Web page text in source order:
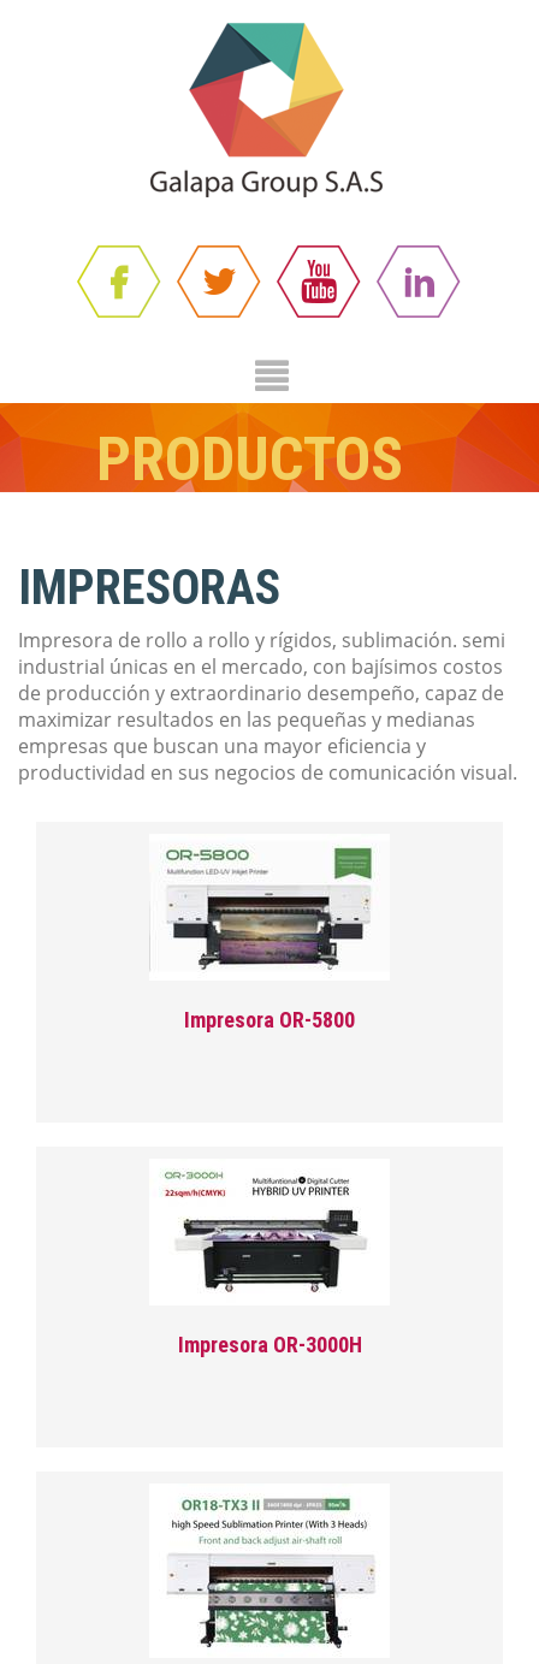
PRODUCTOS
IMPRESORAS
Impresora de rollo a rollo y rígidos, sublimación. semi
industrial únicas en el mercado, con bajísimos costos
de producción y extraordinario desempeño, capaz de
maximizar resultados en las pequeñas y medianas
empresas que buscan una mayor eficiencia y
productividad en sus negocios de comunicación visual.
Impresora OR-5800
Impresora OR-3000H